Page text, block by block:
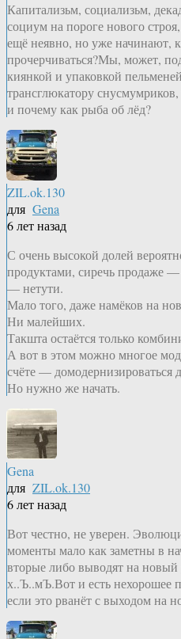
Капитализьм, социализьм,
социум на пороге нового
ещё неявно, но уже начинают,
прочерчиваться?Мы, может,
киянкой и упаковкой
трансглюкатору
и почему как рыба об лёд?
ZIL.ok.130
для Gena
6 лет назад
С очень высокой долей
продуктами, сиречь продаже
— нетути.
Мало того, даже намёков на
Ни малейших.
Такшта остаётся только
А вот в этом можно многое
счёте — домодернизироваться
Но нужно же начать.
Gena
для ZIL.ok.130
6 лет назад
Вот честно, не уверен.
моменты мало как заметны в
вторые либо выводят на
х..Ъ..мЪ.Вот и есть нехорошее
если это рванёт с выходом на